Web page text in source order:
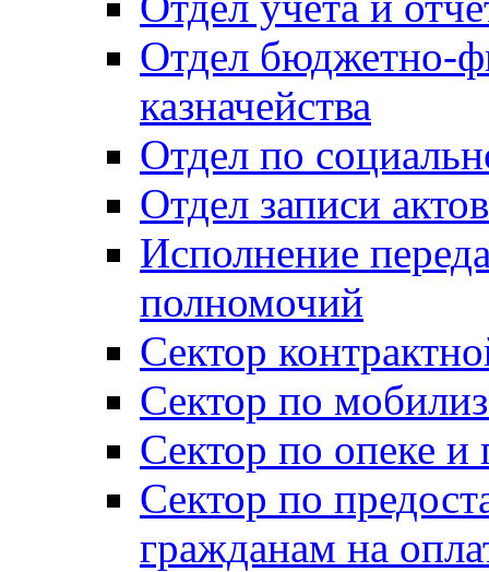
Отдел бюджетно-
казначейства
Отдел по
Отдел записи
Исполнение
полномочий
Сектор
Сектор по
Сектор по опеке и
Сектор по
гражданам на